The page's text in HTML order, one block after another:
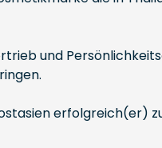
und
erfolgreich(er)